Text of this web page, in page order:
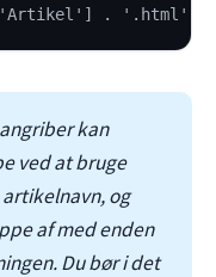
. '.html';
kan
ved at bruge
og
af med enden
Du bør i det